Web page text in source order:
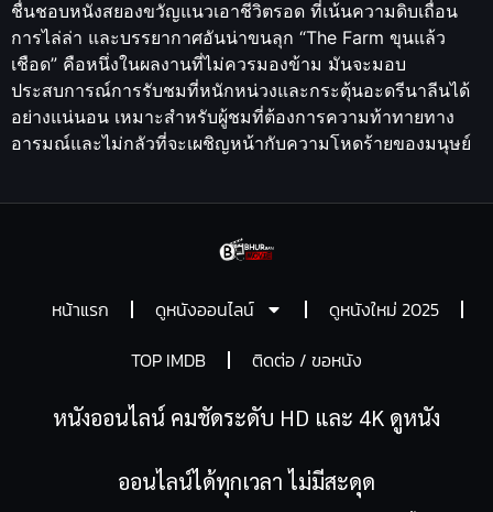
ชื่นชอบหนังสยองขวัญแนวเอาชีวิตรอด ที่เน้นความดิบเถื่อน
การไล่ล่า และบรรยากาศอันน่าขนลุก “The Farm ขุนแล้ว
เชือด” คือหนึ่งในผลงานที่ไม่ควรมองข้าม มันจะมอบ
ประสบการณ์การรับชมที่หนักหน่วงและกระตุ้นอะดรีนาลีนได้
อย่างแน่นอน เหมาะสำหรับผู้ชมที่ต้องการความท้าทายทาง
อารมณ์และไม่กลัวที่จะเผชิญหน้ากับความโหดร้ายของมนุษย์
หน้าแรก ดูหนังออนไลน์
ดูหนังใหม่ 2025
TOP IMDB
ติดต่อ / ขอหนัง
หนังออนไลน์ คมชัดระดับ HD และ 4K ดูหนัง
ออนไลน์ได้ทุกเวลา ไม่มีสะดุด